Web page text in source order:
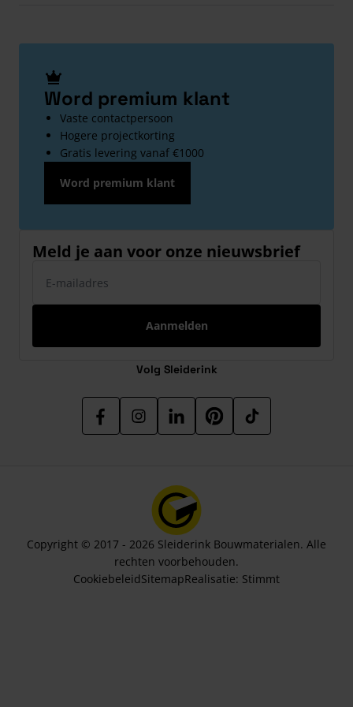
Word premium klant
Vaste contactpersoon
Hogere projectkorting
Gratis levering vanaf €1000
Word premium klant
Meld je aan voor onze nieuwsbrief
Aanmelden
Volg Sleiderink
Copyright © 2017 - 2026 Sleiderink Bouwmaterialen. Alle
rechten voorbehouden.
CookiebeleidSitemapRealisatie: Stimmt